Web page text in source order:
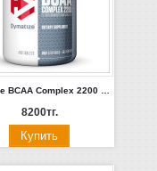
8200тг.